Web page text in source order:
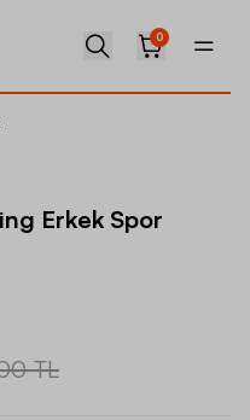
0
Erkek Spor
TL